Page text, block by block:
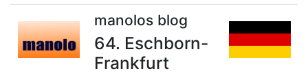
manolos blog
64. Eschborn-
Frankfurt